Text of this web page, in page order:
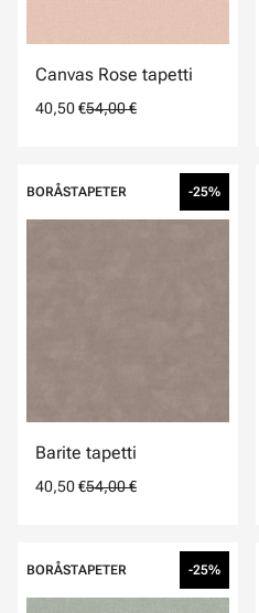
Canvas Rose tapetti
40,50 €54,00 €
BORÅSTAPETER -25%
Barite tapetti
40,50 €54,00 €
BORÅSTAPETER -25%